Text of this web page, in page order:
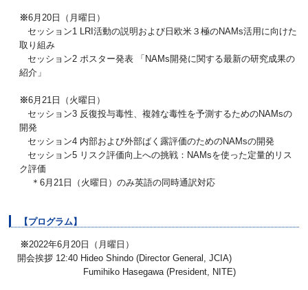
※6月20日（月曜日）
セッション1 LRI活動の説明および日欧米３極のNAMs活用に向けた
取り組み
セッション2 ポスター発表 「NAMs開発に関する最新の研究成果の
紹介」
※6月21日（火曜日）
セッション3 反復投与毒性、複雑な毒性を予測するためのNAMsの
開発
セッション4 内部および外部ばく露評価のためのNAMsの開発
セッション5 リスク評価向上への挑戦：NAMsを使った定量的リス
ク評価
＊6月21日（火曜日）のみ英語の同時通訳対応
【プログラム】
※2022年6月20日（月曜日）
開会挨拶 12:40 Hideo Shindo (Director General, JCIA)
Fumihiko Hasegawa (President, NITE)